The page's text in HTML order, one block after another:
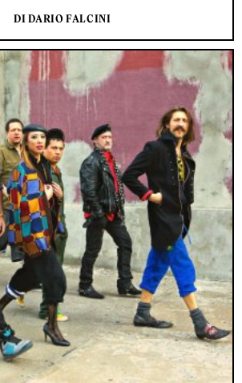
DI DARIO FALCINI